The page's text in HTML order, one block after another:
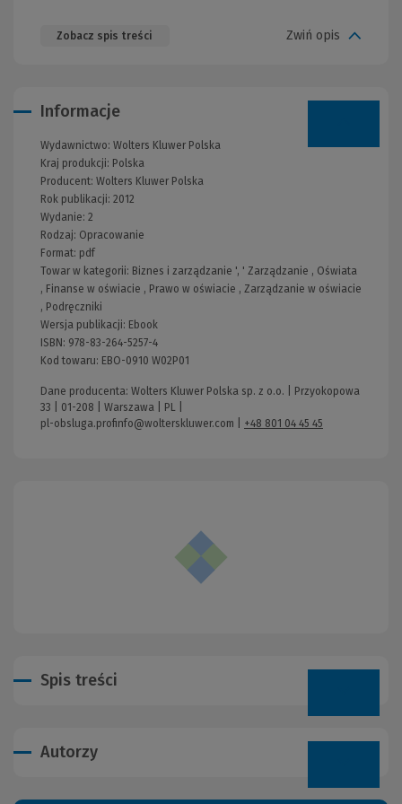
Zobacz spis treści Zwiń opis
Informacje
Wydawnictwo: Wolters Kluwer Polska
Kraj produkcji: Polska
Producent: Wolters Kluwer Polska
Rok publikacji: 2012
Wydanie: 2
Rodzaj: Opracowanie
Format: pdf
Towar w kategorii: Biznes i zarządzanie ', ' Zarządzanie , Oświata
, Finanse w oświacie , Prawo w oświacie , Zarządzanie w oświacie
, Podręczniki
Wersja publikacji: Ebook
ISBN: 978-83-264-5257-4
Kod towaru: EBO-0910 W02P01
Dane producenta: Wolters Kluwer Polska sp. z o.o. | Przyokopowa
33 | 01-208 | Warszawa | PL |
pl-obsluga.profinfo@wolterskluwer.com
+48 801 04 45 45
Spis treści
Autorzy